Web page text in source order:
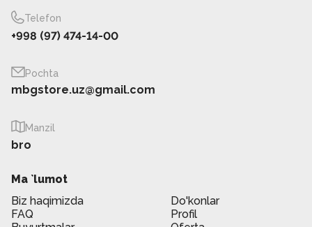
Telefon
+998 (97) 474-14-00
Pochta
mbgstore.uz@gmail.com
Manzil
bro
Ma `lumot
Biz haqimizda
Do'konlar
FAQ
Profil